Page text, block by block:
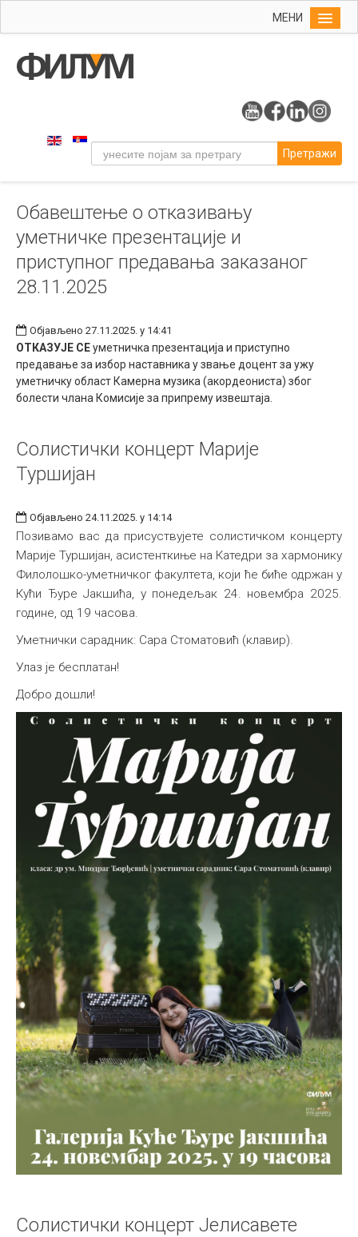
МЕНИ
Упис
Уметност
Музичка уметност
Примењена и ликовна уметност
Галерија
Издаваштво
Библиотека
Студенти
Међународна
Претражи
Обавештење о отказивању
уметничке презентације и
приступног предавања заказаног
28.11.2025
Објављено 27.11.2025. у 14:41
ОТКАЗУЈЕ СЕуметничка презентација и приступно
предавање за избор наставника у звање доцент за ужу
уметничку област Камерна музика (акордеониста) због
болести члана Комисије за припрему извештаја.
Солистички концерт Марије
Туршијан
Објављено 24.11.2025. у 14:14
Позивамо вас да присуствујете солистичком концерту
Марије Туршијан, асистенткиње на Катедри за хармонику
Филолошко-уметничког факултета, који ће биће одржан у
Кући Ђуре Јакшића, у понедељак 24. новембра 2025.
године, од 19 часова.
Уметнички сарадник: Сара Стоматовић (клавир).
Улаз је бесплатан!
Добро дошли!
Солистички концерт Јелисавете